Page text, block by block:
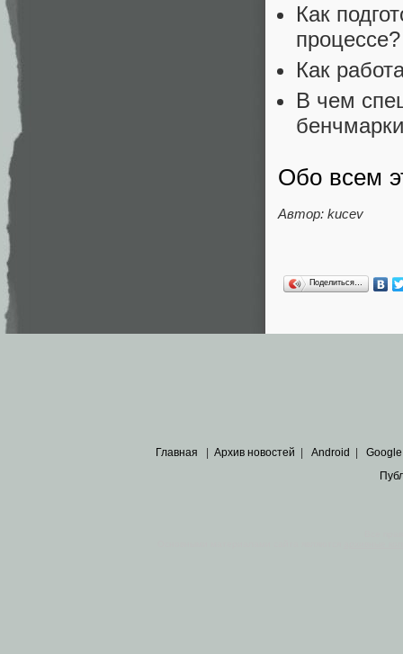
Как
процессе?
Как
В чем
Обо всем
Автор: kucev
Поделиться…
Главная | Архив новостей | Android | Google